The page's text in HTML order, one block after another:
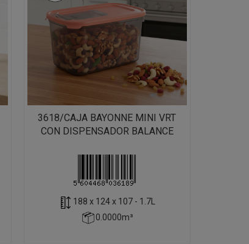
3618/CAJA BAYONNE MINI VRT
CON DISPENSADOR BALANCE
188 x 124 x 107 - 1.7L
0.0000m³